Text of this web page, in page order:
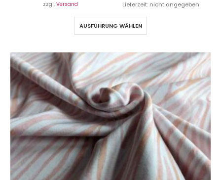
zzgl. Versand Lieferzeit: nicht angegeben
AUSFÜHRUNG WÄHLEN